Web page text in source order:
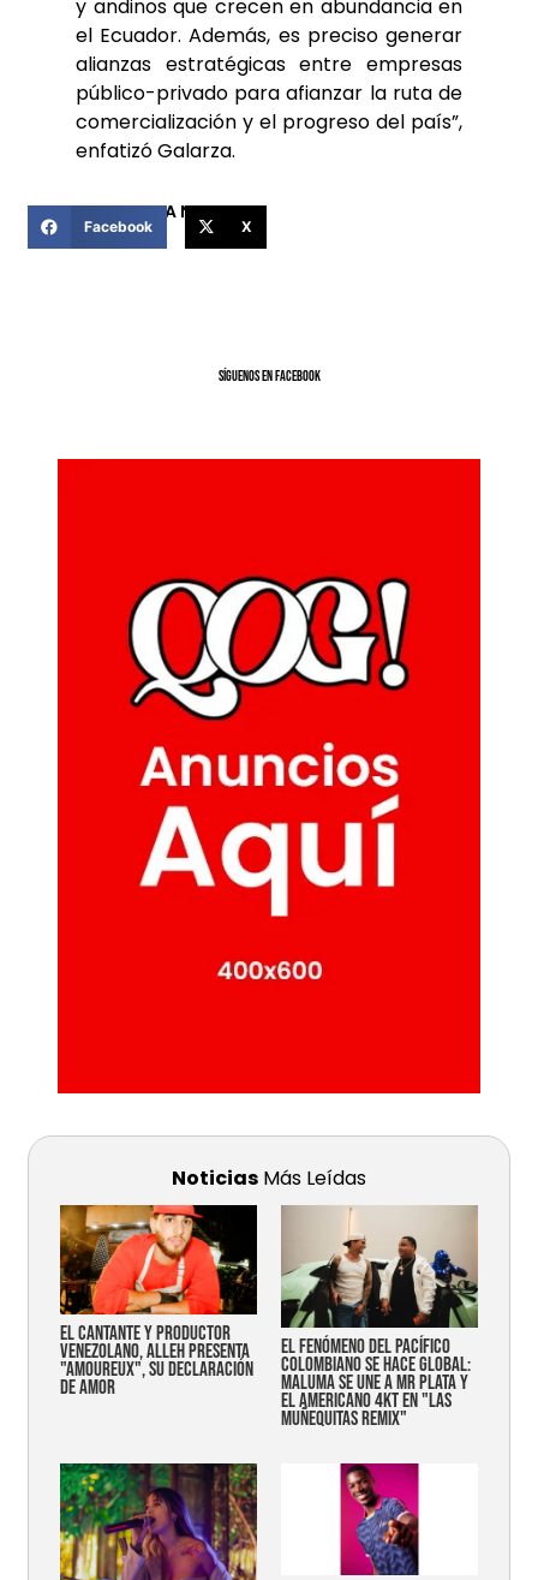
y andinos que crecen en abundancia en
el Ecuador. Además, es preciso generar
alianzas estratégicas entre empresas
público-privado para afianzar la ruta de
comercialización y el progreso del país”,
enfatizó Galarza.
COMPARTIR ESTA NOTICIA
Facebook X
SíGUENOS EN FACEBOOK
Noticias Más Leídas
EL CANTANTE Y PRODUCTOR
VENEZOLANO, ALLEH PRESENTA
"AMOUREUX", SU DECLARACIÓN
DE AMOR
EL FENÓMENO DEL PACÍFICO
COLOMBIANO SE HACE GLOBAL:
MALUMA SE UNE A MR PLATA Y
EL AMERICANO 4KT EN "LAS
MUÑEQUITAS REMIX"